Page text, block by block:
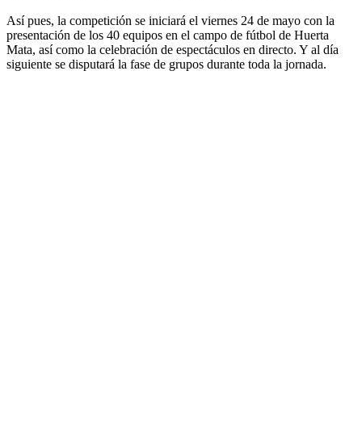
Así pues, la competición se iniciará el viernes 24 de mayo con la
presentación de los 40 equipos en el campo de fútbol de Huerta
Mata, así como la celebración de espectáculos en directo. Y al día
siguiente se disputará la fase de grupos durante toda la jornada.